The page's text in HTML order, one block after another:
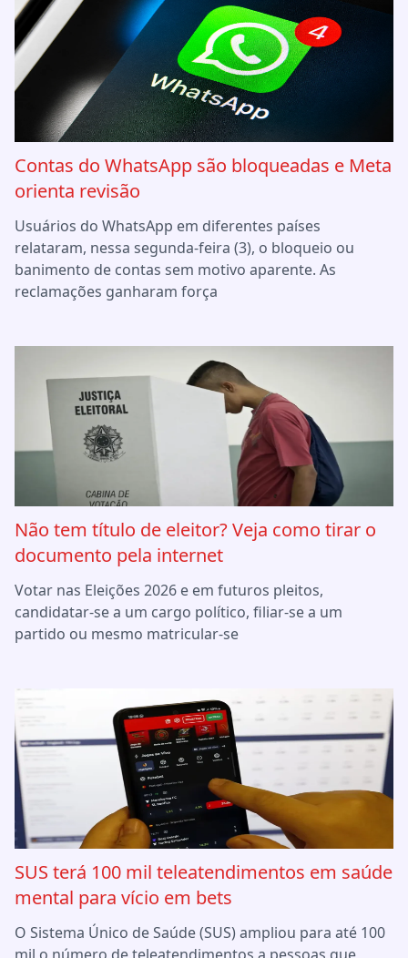
Contas do WhatsApp são bloqueadas e Meta
orienta revisão
Usuários do WhatsApp em diferentes países
relataram, nessa segunda-feira (3), o bloqueio ou
banimento de contas sem motivo aparente. As
reclamações ganharam força
Não tem título de eleitor? Veja como tirar o
documento pela internet
Votar nas Eleições 2026 e em futuros pleitos,
candidatar-se a um cargo político, filiar-se a um
partido ou mesmo matricular-se
SUS terá 100 mil teleatendimentos em saúde
mental para vício em bets
O Sistema Único de Saúde (SUS) ampliou para até 100